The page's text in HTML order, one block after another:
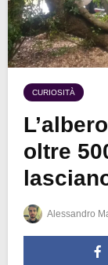
CURIOSITÀ
oltre
Alessandro